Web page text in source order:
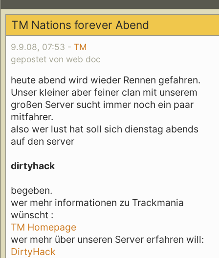
TM Nations forever Abend
9.9.08, 07:53 - TM
gepostet von web doc
heute abend wird wieder Rennen gefahren.
Unser kleiner aber feiner clan mit unserem
großen Server sucht immer noch ein paar
mitfahrer.
also wer lust hat soll sich dienstag abends
auf den server
dirtyhack
begeben.
wer mehr informationen zu Trackmania
wünscht :
TM Homepage
wer mehr über unseren Server erfahren will:
DirtyHack